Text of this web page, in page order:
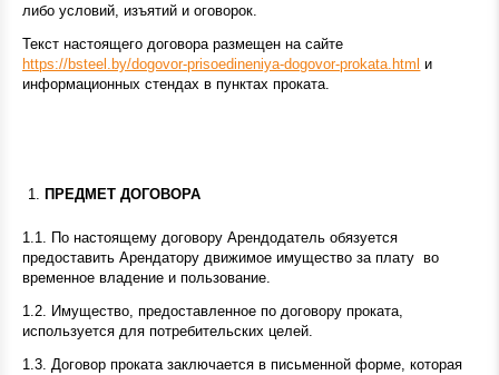
либо условий, изъятий и оговорок.
Текст настоящего договора размещен на сайте
https://bsteel.by/dogovor-prisoedineniya-dogovor-prokata.html и
информационных стендах в пунктах проката.
ПРЕДМЕТ ДОГОВОРА
1.1. По настоящему договору Арендодатель обязуется
предоставить Арендатору движимое имущество за плату во
временное владение и пользование.
1.2. Имущество, предоставленное по договору проката,
используется для потребительских целей.
1.3. Договор проката заключается в письменной форме, которая